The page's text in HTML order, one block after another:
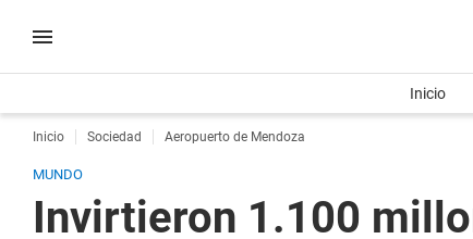
Inicio
Inicio Sociedad Aeropuerto de Mendoza
MUNDO
Invirtieron 1.100